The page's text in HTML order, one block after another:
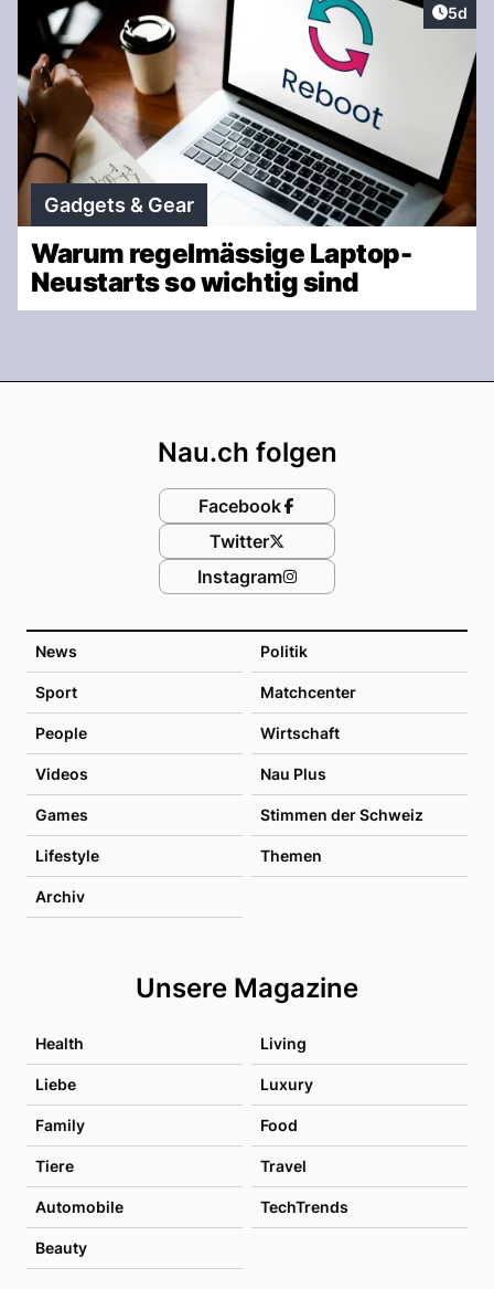
5d
Gadgets & Gear
Warum regelmässige Laptop-
Neustarts so wichtig sind
News Politik
Sport Matchcenter
People Wirtschaft
Videos Nau Plus
Games Stimmen der Schweiz
Lifestyle Themen
Archiv
Unsere Magazine
Health Living
Liebe Luxury
Family Food
Tiere Travel
Automobile TechTrends
Beauty
Nau.ch folgen
Facebook
Twitter
Instagram